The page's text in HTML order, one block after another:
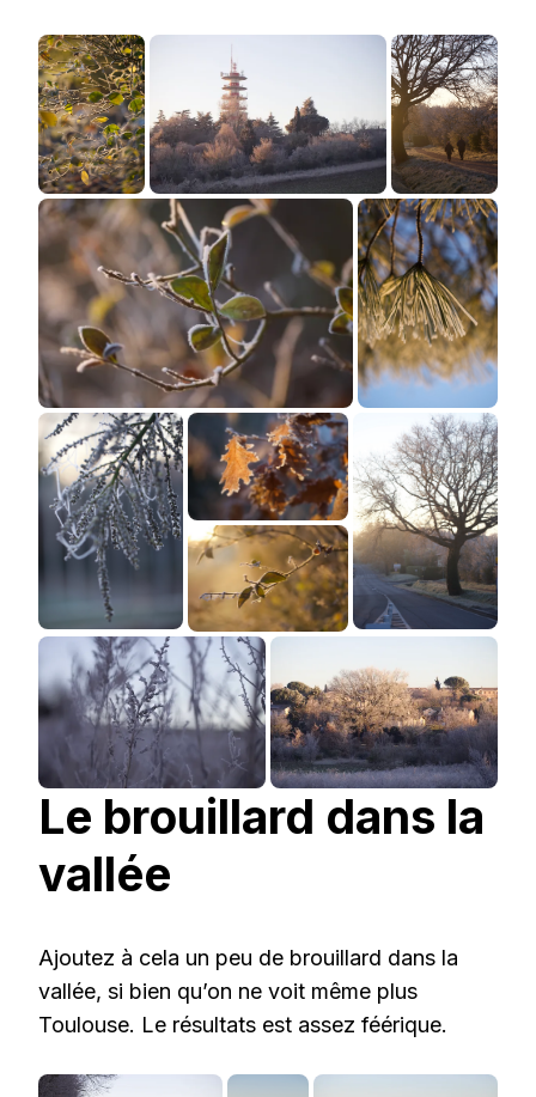
Le brouillard dans la
vallée
Ajoutez à cela un peu de brouillard dans la
vallée, si bien qu’on ne voit même plus
Toulouse. Le résultats est assez féérique.